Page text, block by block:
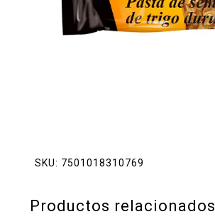
Salchichonería
SKU: 7501018310769
Productos relacionados